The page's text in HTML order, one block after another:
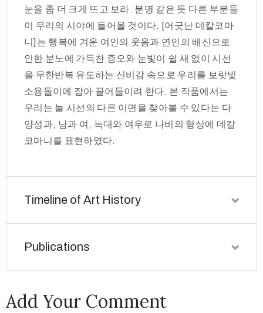
눈을 좀 더 크게 뜨고 보라. 분명 같은 듯 다른 부분들
이 우리의 시야에 들어올 것이다. [어긋난 데칼코마
니]는 행복에 겨운 여인의 웃음과 연인의 배신으로
인한 분노에 가득찬 증오와 눈빛이 쉴 새 없이 시선
을 무한반복 유도하는 신비감 속으로 우리를 보랏빛
소용돌이에 잡아 끌어들이려 한다. 본 작품에서는
우리는 늘 시선의 다른 이면을 찾아볼 수 있다는 다
양성과, 남과 여, 늑대와 여우로 나비의 형상에 데칼
코마니를 표현하였다.
Timeline of Art History
Publications
Add Your Comment